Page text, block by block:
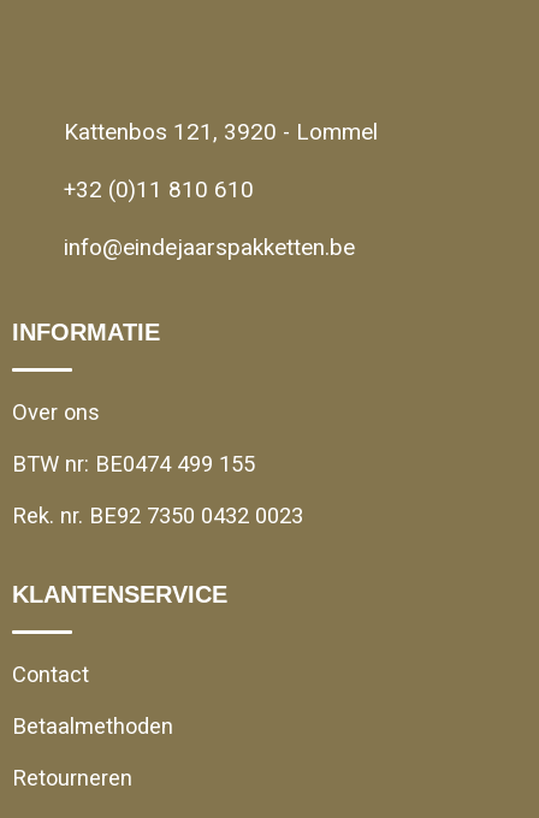
Kattenbos 121, 3920 - Lommel
+32 (0)11 810 610
info@eindejaarspakketten.be
INFORMATIE
Over ons
BTW nr: BE0474 499 155
Rek. nr. BE92 7350 0432 0023
KLANTENSERVICE
Contact
Betaalmethoden
Retourneren